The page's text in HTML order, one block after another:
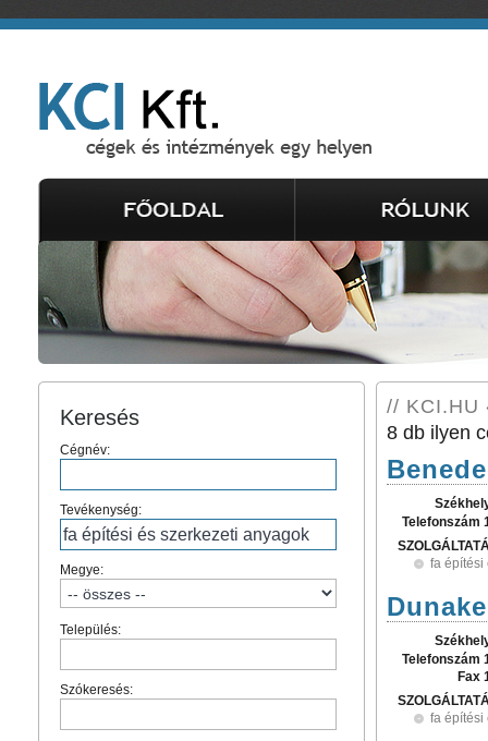
Keresés
Cégnév:
Tevékenység:
Megye:
Település:
Szókeresés:
// KCI.HU
8 db ilyen
Telefonszám
fa építési
Telefonszám
Fax
fa építési